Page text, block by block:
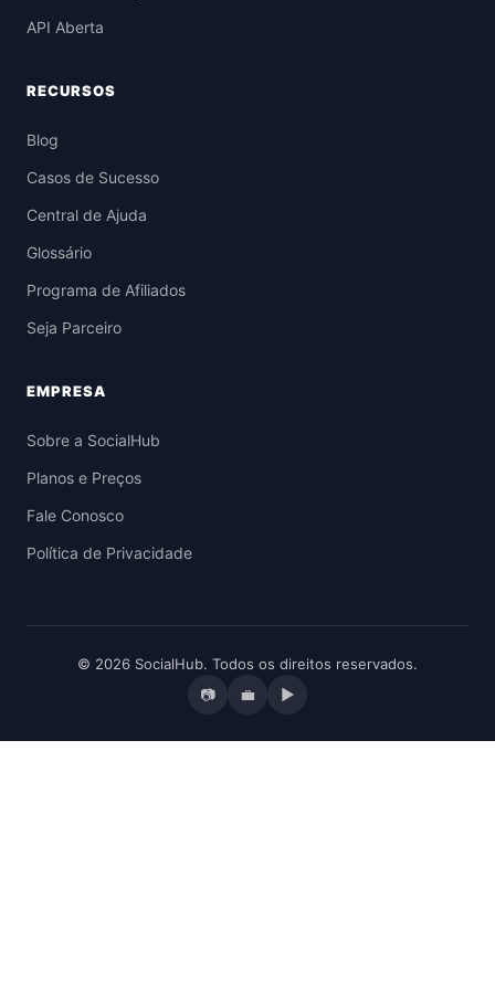
API Aberta
RECURSOS
Blog
Casos de Sucesso
Central de Ajuda
Glossário
Programa de Afiliados
Seja Parceiro
EMPRESA
Sobre a SocialHub
Planos e Preços
Fale Conosco
Política de Privacidade
© 2026 SocialHub. Todos os direitos reservados.
📷 💼 ▶